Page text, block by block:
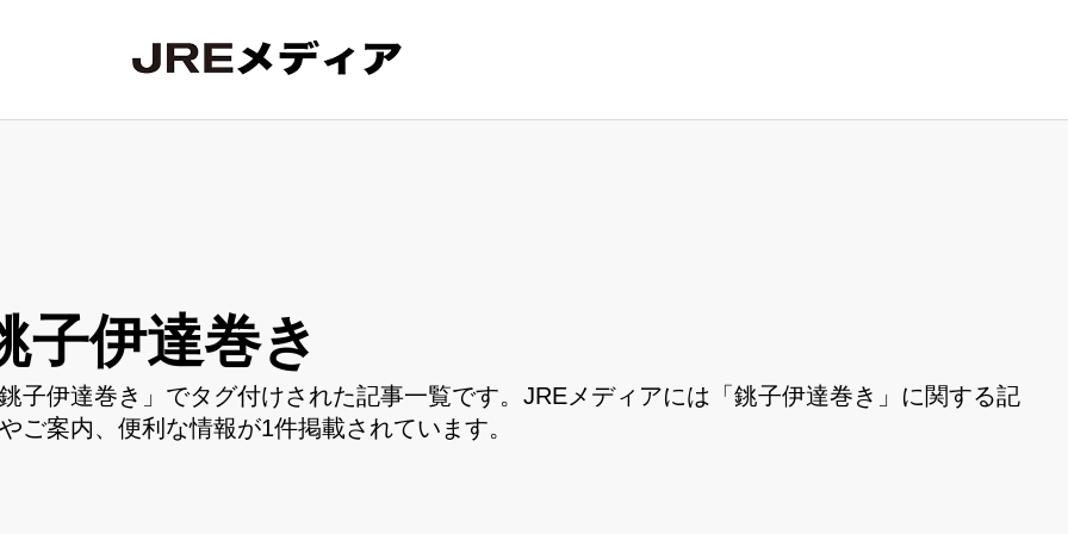
子伊達巻き
子伊達巻き」でタグ付けされた記事一覧です。JREメディアには「銚子伊達巻き」に関する記
ご案内、便利な情報が1件掲載されています。